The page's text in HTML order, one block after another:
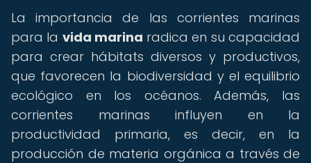
La importancia de las corrientes marinas
para la vida marina radica en su capacidad
para crear hábitats diversos y productivos,
que favorecen la biodiversidad y el equilibrio
ecológico en los océanos. Además, las
corrientes marinas influyen en la
productividad primaria, es decir, en la
producción de materia orgánica a través de